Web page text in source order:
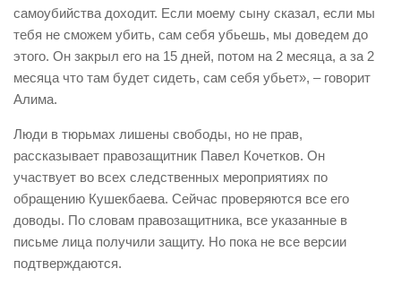
самоубийства доходит. Если моему сыну сказал, если мы
тебя не сможем убить, сам себя убьешь, мы доведем до
этого. Он закрыл его на 15 дней, потом на 2 месяца, а за 2
месяца что там будет сидеть, сам себя убьет», – говорит
Алима.
Люди в тюрьмах лишены свободы, но не прав,
рассказывает правозащитник Павел Кочетков. Он
участвует во всех следственных мероприятиях по
обращению Кушекбаева. Сейчас проверяются все его
доводы. По словам правозащитника, все указанные в
письме лица получили защиту. Но пока не все версии
подтверждаются.